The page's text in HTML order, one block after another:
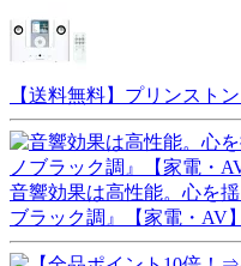
【送料無料】プリンスト
音響効果は高性能。心を
ブラック調』【家電・AV